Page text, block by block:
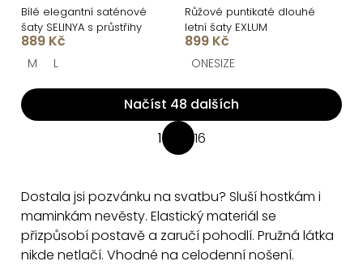
Bílé elegantní saténové
šaty SELINYA s průstřihy
889 Kč
M L
Růžové puntikaté dlouhé
letní šaty EXLUM
899 Kč
ONESIZE
O
v
á
d
a
c
Načíst 48 dalších
S
á
n
k
o
1 16
Dostala jsi pozvánku na svatbu? Sluší hostkám i
maminkám nevěsty. Elastický materiál se
přizpůsobí postavě a zaručí pohodlí. Pružná látka
nikde netlačí. Vhodné na celodenní nošení.